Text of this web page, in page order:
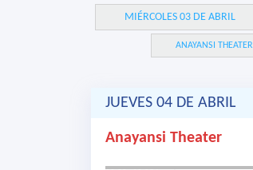
MIÉRCOLES 03 DE ABRIL
ANAYANSI THEATER
JUEVES 04 DE ABRIL
Anayansi Theater